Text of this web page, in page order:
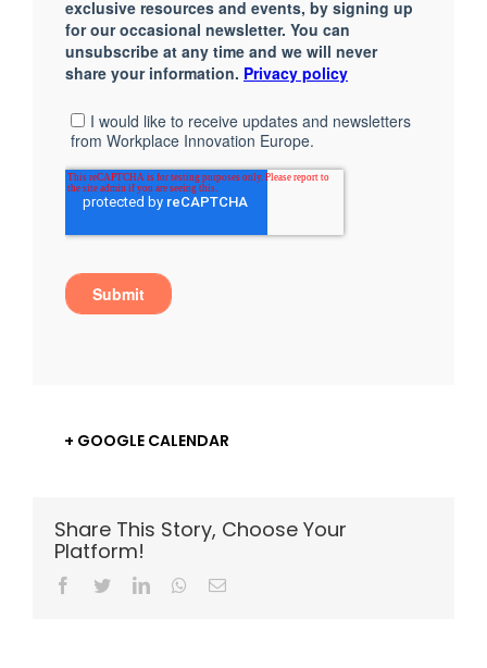
+ GOOGLE CALENDAR
Share This Story, Choose Your
Platform!
Facebook
TwitterLinkedInWhatsapp
Email